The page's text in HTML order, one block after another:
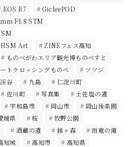
EOS R7
GicleePOD
F1.8 STM
Art
ZINEフェス高知
ものべがわエリア観光博ものべすと
トクロッシングものべ
ツツジ
谷 九島
仁淀川町
佐川町 写真集
土佐塩の道
宇和島市 岡山市
岡山後楽園
媛県 桜
牧野公園
酒蔵の道 鉢ヶ森
雨竜の滝
知城 高知市 高知県